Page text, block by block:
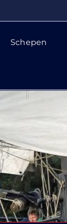
Schepen